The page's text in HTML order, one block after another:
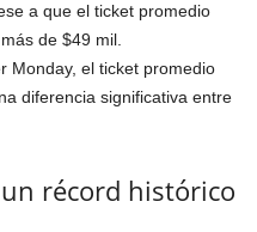
a que el ticket promedio
de $49 mil.
Monday, el ticket promedio
diferencia significativa entre
récord histórico